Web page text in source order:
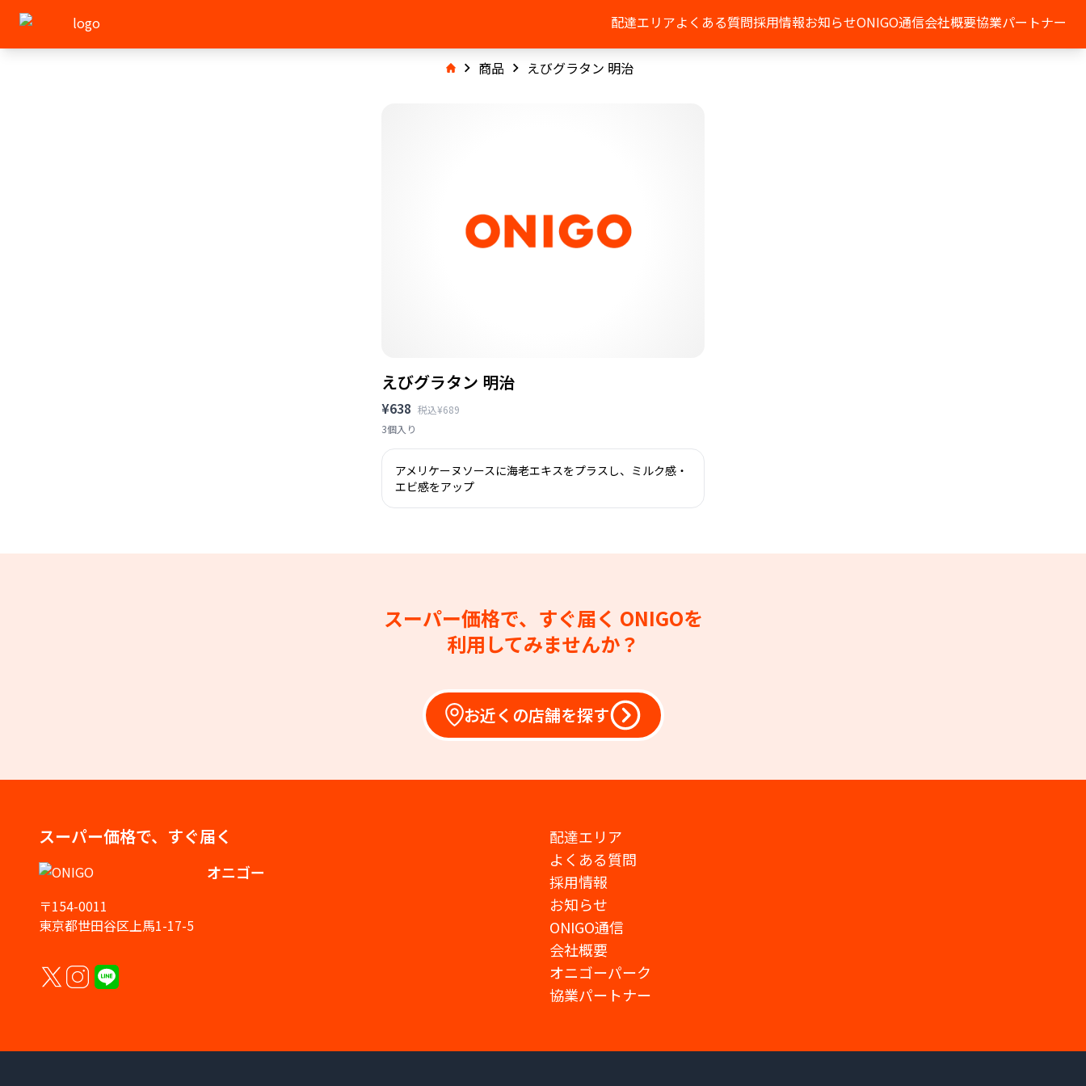
配達エリアよくある質問採用情報お知らせONIGO通信会社概要協業パートナー
商品 えびグラタン 明治
えびグラタン 明治
¥638 税込¥689
3個入り
アメリケーヌソースに海老エキスをプラスし、ミルク感・
エビ感をアップ
スーパー価格で、すぐ届く ONIGOを
利用してみませんか？
お近くの店舗を探す
スーパー価格で、すぐ届く
オニゴー
〒154-0011
東京都世田谷区上馬1-17-5
配達エリア
よくある質問
採用情報
お知らせ
ONIGO通信
会社概要
オニゴーパーク
協業パートナー